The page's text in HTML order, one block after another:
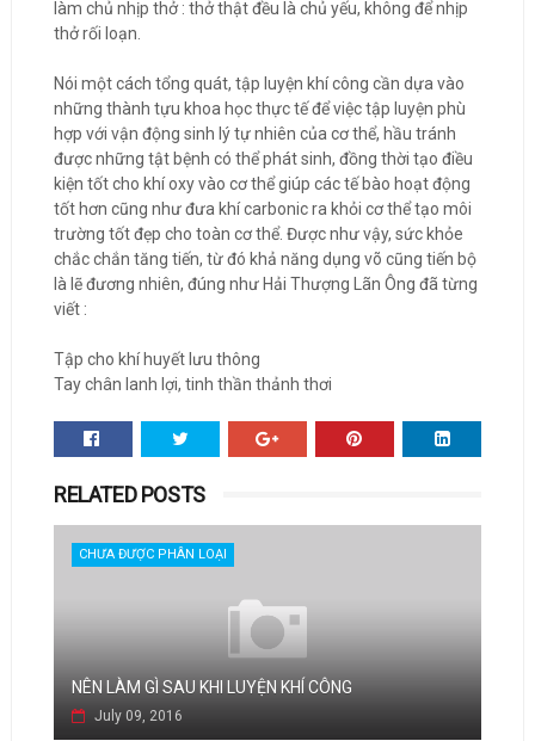
làm chủ nhịp thở : thở thật đều là chủ yếu, không để nhịp
thở rối loạn.
Nói một cách tổng quát, tập luyện khí công cần dựa vào
những thành tựu khoa học thực tế để việc tập luyện phù
hợp với vận động sinh lý tự nhiên của cơ thể, hầu tránh
được những tật bệnh có thể phát sinh, đồng thời tạo điều
kiện tốt cho khí oxy vào cơ thể giúp các tế bào hoạt động
tốt hơn cũng như đưa khí carbonic ra khỏi cơ thể tạo môi
trường tốt đẹp cho toàn cơ thể. Được như vậy, sức khỏe
chắc chắn tăng tiến, từ đó khả năng dụng võ cũng tiến bộ
là lẽ đương nhiên, đúng như Hải Thượng Lãn Ông đã từng
viết :
Tập cho khí huyết lưu thông
Tay chân lanh lợi, tinh thần thảnh thơi
RELATED POSTS
CHƯA ĐƯỢC PHÂN LOẠI
NÊN LÀM GÌ SAU KHI LUYỆN KHÍ CÔNG
July 09, 2016